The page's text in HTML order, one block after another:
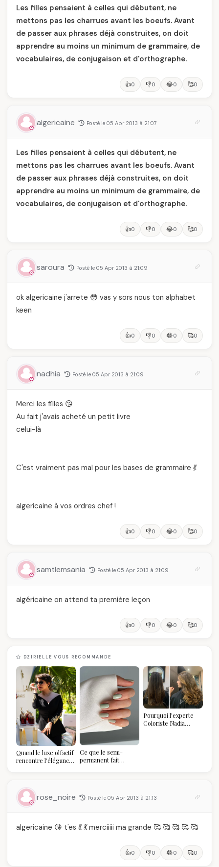
Les filles pensaient à celles qui débutent, ne
mettons pas les charrues avant les boeufs. Avant
de passer aux phrases déjà construites, on doit
apprendre au moins un minimum de grammaire, de
vocabulaires, de conjugaison et d'orthographe.
👍0 👎0 😂0 🥰0
algericaine Posté le 05 Apr 2013 à 21:07
Les filles pensaient à celles qui débutent, ne
mettons pas les charrues avant les boeufs. Avant
de passer aux phrases déjà construites, on doit
apprendre au moins un minimum de grammaire, de
vocabulaires, de conjugaison et d'orthographe.
👍0 👎0 😂0 🥰0
saroura Posté le 05 Apr 2013 à 21:09
ok algericaine j'arrete 😳 vas y sors nous ton alphabet
keen
👍0 👎0 😂0 🥰0
nadhia Posté le 05 Apr 2013 à 21:09
Merci les filles 😘
Au fait j'avais acheté un petit livre
celui-là
C'est vraiment pas mal pour les bases de grammaire 💃
algericaine à vos ordres chef !
👍0 👎0 😂0 🥰0
samtlemsania Posté le 05 Apr 2013 à 21:09
algéricaine on attend ta première leçon
👍0 👎0 😂0 🥰0
DZIRIELLE VOUS RECOMMANDE
Quand le luxe olfactif
rencontre l’élégance
temps
Ce que le semi-
permanent fait
Pourquoi l'experte
Coloriste Nadia
rose_noire Posté le 05 Apr 2013 à 21:13
algericaine 😘 t'es 💃 💃 merciiiii ma grande 🥰 🥰 🥰 🥰 🥰
👍0 👎0 😂0 🥰0